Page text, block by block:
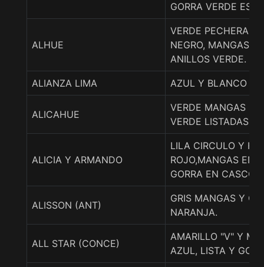
GORRA VERDE
ALHUE
VERDE PECHERA Y
NEGRO, MANGAS
ANILLOS VERDE.
ALIANZA LIMA AZUL Y BLANCO
ALICAHUE
VERDE MANGAS
VERDE LISTADAS.
ALICIA Y ARMANDO
LILA CIRCULO Y
ROJO,MANGAS EN
GORRA EN CASCOS
ALISSON (ANT)
GRIS MANGAS Y
NARANJA.
ALL STAR (CONCE)
AMARILLO "V" Y
AZUL, LISTA Y